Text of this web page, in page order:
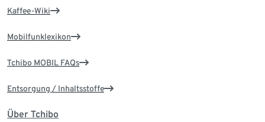
Kaffee-Wiki
Mobilfunklexikon
Tchibo MOBIL FAQs
Entsorgung / Inhaltsstoffe
Über Tchibo